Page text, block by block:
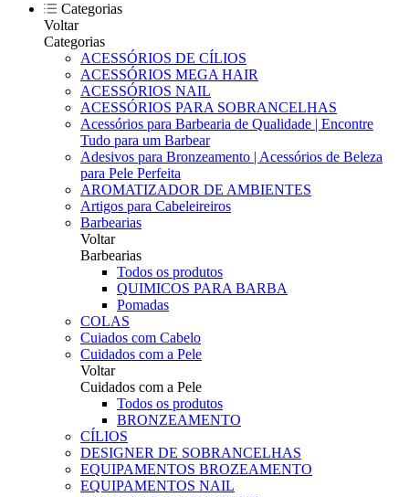
Categorias
Voltar
Categorias
ACESSÓRIOS DE CÍLIOS
ACESSÓRIOS MEGA HAIR
ACESSÓRIOS NAIL
ACESSÓRIOS PARA SOBRANCELHAS
Acessórios para Barbearia de Qualidade | Encontre
Tudo para um Barbear
Adesivos para Bronzeamento | Acessórios de Beleza
para Pele Perfeita
AROMATIZADOR DE AMBIENTES
Artigos para Cabeleireiros
Barbearias
Voltar
Barbearias
Todos os produtos
QUIMICOS PARA BARBA
Pomadas
COLAS
Cuiados com Cabelo
Cuidados com a Pele
Voltar
Cuidados com a Pele
Todos os produtos
BRONZEAMENTO
CÍLIOS
DESIGNER DE SOBRANCELHAS
EQUIPAMENTOS BROZEAMENTO
EQUIPAMENTOS NAIL